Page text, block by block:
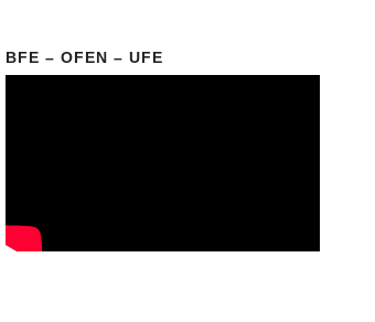
BFE – OFEN – UFE